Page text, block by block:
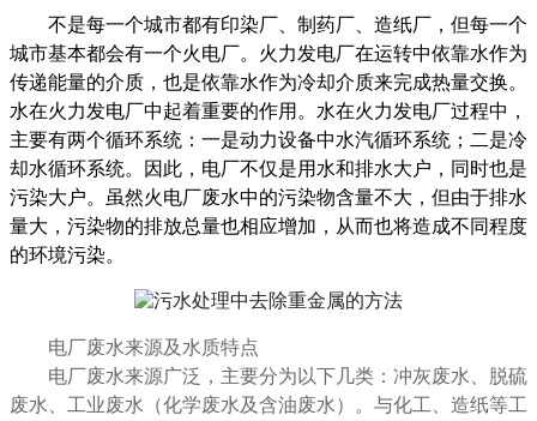
不是每一个城市都有印染厂、制药厂、造纸厂，但每一个
城市基本都会有一个火电厂。火力发电厂在运转中依靠水作为
传递能量的介质，也是依靠水作为冷却介质来完成热量交换。
水在火力发电厂中起着重要的作用。水在火力发电厂过程中，
主要有两个循环系统：一是动力设备中水汽循环系统；二是冷
却水循环系统。因此，电厂不仅是用水和排水大户，同时也是
污染大户。虽然火电厂废水中的污染物含量不大，但由于排水
量大，污染物的排放总量也相应增加，从而也将造成不同程度
的环境污染。
电厂废水来源及水质特点
电厂废水来源广泛，主要分为以下几类：冲灰废水、脱硫
废水、工业废水（化学废水及含油废水）。与化工、造纸等工